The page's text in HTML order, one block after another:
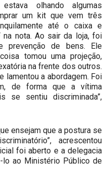
olhando algumas
um kit que vem três
até o caixa e
nota. Ao sair da loja, foi
prevenção de bens. Ele
tomou uma projeção,
na frente dos outros.
lamentou a abordagem. Foi
de forma que a vítima
se sentiu discriminada”,
ensejam que a postura se
acrescentou
foi aberto e a delegacia
lo ao Ministério Público de